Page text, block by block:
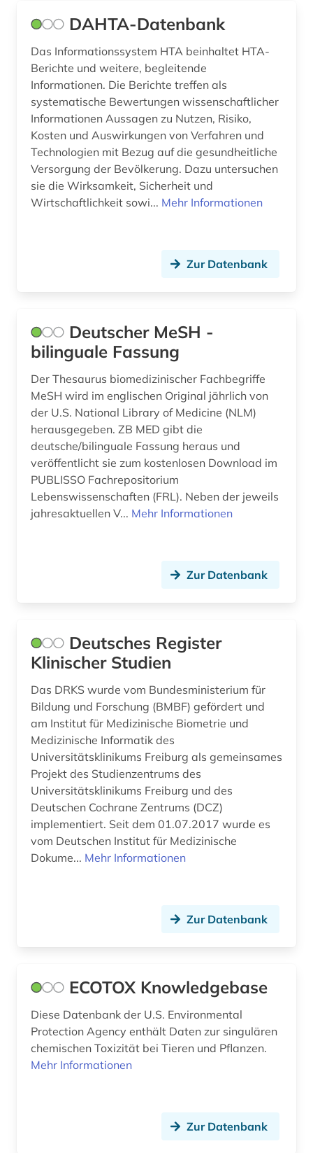
DAHTA-Datenbank
Das Informationssystem HTA beinhaltet HTA-
Berichte und weitere, begleitende
Informationen. Die Berichte treffen als
systematische Bewertungen wissenschaftlicher
Informationen Aussagen zu Nutzen, Risiko,
Kosten und Auswirkungen von Verfahren und
Technologien mit Bezug auf die gesundheitliche
Versorgung der Bevölkerung. Dazu untersuchen
sie die Wirksamkeit, Sicherheit und
Wirtschaftlichkeit sowi... Mehr Informationen
Zur Datenbank
Deutscher MeSH -
bilinguale Fassung
Der Thesaurus biomedizinischer Fachbegriffe
MeSH wird im englischen Original jährlich von
der U.S. National Library of Medicine (NLM)
herausgegeben. ZB MED gibt die
deutsche/bilinguale Fassung heraus und
veröffentlicht sie zum kostenlosen Download im
PUBLISSO Fachrepositorium
Lebenswissenschaften (FRL). Neben der jeweils
jahresaktuellen V... Mehr Informationen
Zur Datenbank
Deutsches Register
Klinischer Studien
Das DRKS wurde vom Bundesministerium für
Bildung und Forschung (BMBF) gefördert und
am Institut für Medizinische Biometrie und
Medizinische Informatik des
Universitätsklinikums Freiburg als gemeinsames
Projekt des Studienzentrums des
Universitätsklinikums Freiburg und des
Deutschen Cochrane Zentrums (DCZ)
implementiert. Seit dem 01.07.2017 wurde es
vom Deutschen Institut für Medizinische
Dokume... Mehr Informationen
Zur Datenbank
ECOTOX Knowledgebase
Diese Datenbank der U.S. Environmental
Protection Agency enthält Daten zur singulären
chemischen Toxizität bei Tieren und Pflanzen.
Mehr Informationen
Zur Datenbank